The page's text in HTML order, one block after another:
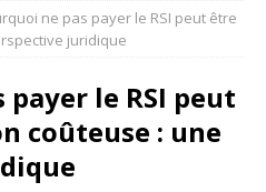
ne pas payer le RSI peut être
juridique
le RSI peut
coûteuse : une